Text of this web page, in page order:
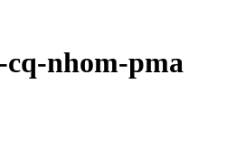
nhom-pma